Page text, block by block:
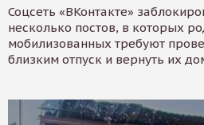
Соцсеть «ВКонтакте»
несколько постов, в которых
мобилизованных требуют
близким отпуск и вернуть их